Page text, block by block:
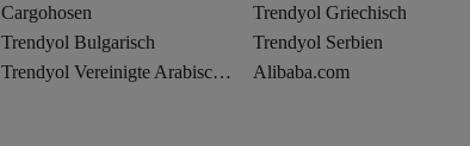
Cargohosen
Trendyol Griechisch
Trendyol Bulgarisch
Trendyol Serbien
Trendyol Vereinigte Arabische Emirate
Alibaba.com